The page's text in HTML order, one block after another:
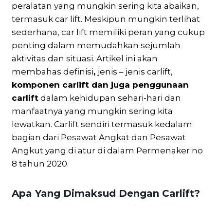
peralatan yang mungkin sering kita abaikan,
termasuk car lift. Meskipun mungkin terlihat
sederhana, car lift memiliki peran yang cukup
penting dalam memudahkan sejumlah
aktivitas dan situasi. Artikel ini akan
membahas definisi, jenis – jenis carlift,
komponen carlift dan juga penggunaan
carlift dalam kehidupan sehari-hari dan
manfaatnya yang mungkin sering kita
lewatkan. Carlift sendiri termasuk kedalam
bagian dari Pesawat Angkat dan Pesawat
Angkut yang di atur di dalam Permenaker no
8 tahun 2020.
Apa Yang Dimaksud Dengan Carlift?